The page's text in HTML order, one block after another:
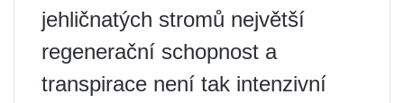
jehličnatých stromů největší
regenerační schopnost a
transpirace není tak intenzivní